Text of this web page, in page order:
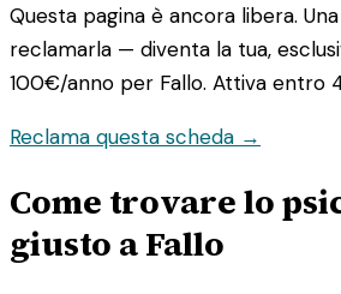
Questa pagina è ancora libera.
reclamarla — diventa la tua,
100€/anno per Fallo. Attiva entro
Reclama questa scheda →
Come trovare lo
giusto a Fallo